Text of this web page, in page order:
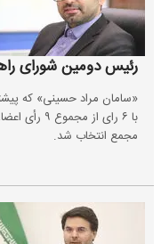
رئیس دومین شورای
«سامان مراد حسینی» که
با ۶ رای
مجمع انتخاب شد.